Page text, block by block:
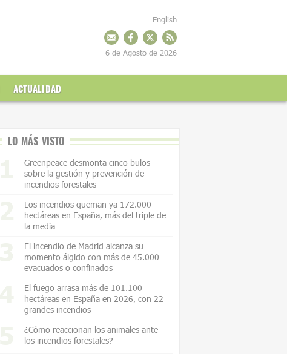
ACTUALIDAD
English
6 de Agosto de 2026
LO MÁS VISTO
Greenpeace desmonta cinco bulos
sobre la gestión y prevención de
incendios forestales
Los incendios queman ya 172.000
hectáreas en España, más del triple de
la media
El incendio de Madrid alcanza su
momento álgido con más de 45.000
evacuados o confinados
El fuego arrasa más de 101.100
hectáreas en España en 2026, con 22
grandes incendios
¿Cómo reaccionan los animales ante
los incendios forestales?